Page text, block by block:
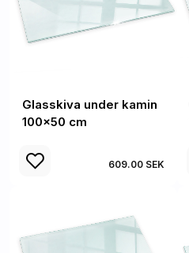
Glasskiva under kamin
100x50 cm
609.00 SEK